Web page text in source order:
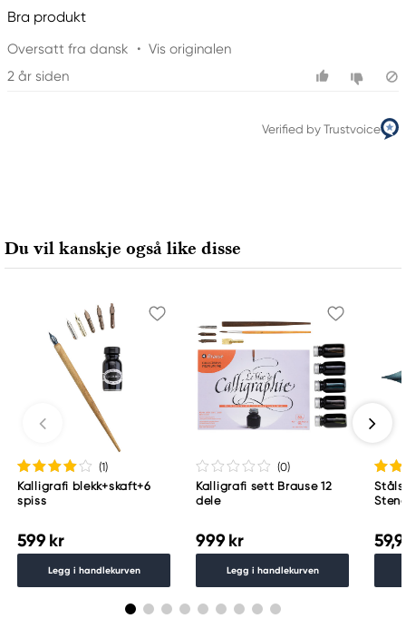
Bra produkt
Oversatt fra dansk • Vis originalen
2 år siden
Verified by Trustvoice
Du vil kanskje også like disse
(1)
Kalligrafi blekk+skaft+6
spiss
599 kr
Legg i handlekurven
(0)
Kalligrafi sett Brause 12
dele
999 kr
Legg i handlekurven